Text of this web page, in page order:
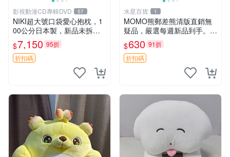
影視動漫CD專輯DVD 57
NIKI超大號口袋愛心抱枕，1
00公分日本製，新品未拆封
胖嘟嘟收藏推薦 愛心抱枕 日
本 抱枕
$7,150 95折
折扣碼
水星百貨 1
MOMO熊郵差熊清版直銷無
疑品，嚴選每週新品到手。紅
薯啵啵鮮果間 郵差熊 清版 紅
薯啵啵間
$630 91折
折扣碼